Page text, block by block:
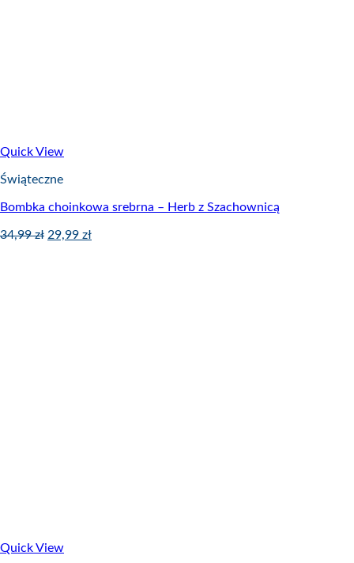
Quick View
Świąteczne
Bombka choinkowa srebrna – Herb z Szachownicą
34,99zł 29,99 zł
Quick View